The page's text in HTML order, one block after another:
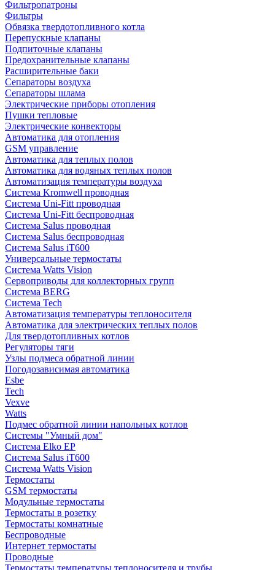
Фильтропатроны
Фильтры
Обвязка твердотопливного котла
Перепускные клапаны
Подпиточные клапаны
Предохранительные клапаны
Расширительные баки
Сепараторы воздуха
Сепараторы шлама
Электрические приборы отопления
Пушки тепловые
Электрические конвекторы
Автоматика для отопления
GSM управление
Автоматика для теплых полов
Автоматика для водяных теплых полов
Автоматизация температуры воздуха
Система Kromwell проводная
Система Uni-Fitt проводная
Система Uni-Fitt беспроводная
Система Salus проводная
Система Salus беспроводная
Система Salus iT600
Универсальные термостаты
Система Watts Vision
Сервоприводы для коллекторных групп
Система BERG
Система Tech
Автоматизация температуры теплоносителя
Автоматика для электрических теплых полов
Для твердотопливных котлов
Регуляторы тяги
Узлы подмеса обратной линии
Погодозависимая автоматика
Esbe
Tech
Vexve
Watts
Подмес обратной линии напольных котлов
Системы "Умный дом"
Система Elko EP
Система Salus iT600
Система Watts Vision
Термостаты
GSM термостаты
Модульные термостаты
Термостаты в розетку
Термостаты комнатные
Беспроводные
Интернет термостаты
Проводные
Термостаты температуры теплоносителя и трубы